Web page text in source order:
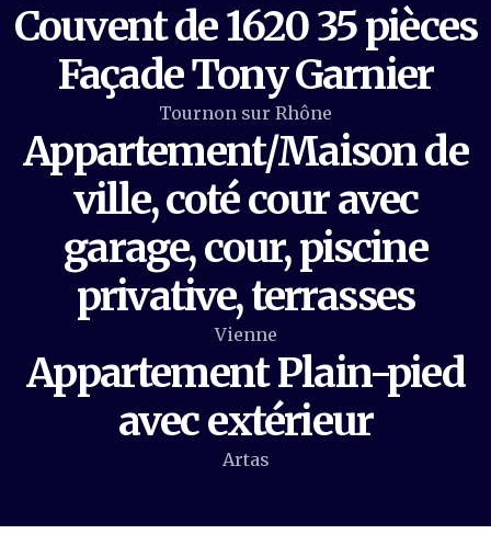
Couvent de 1620 35 pièces
Façade Tony Garnier
Tournon sur Rhône
Appartement/Maison de
ville, coté cour avec
garage, cour, piscine
privative, terrasses
Vienne
Appartement Plain-pied
avec extérieur
Artas